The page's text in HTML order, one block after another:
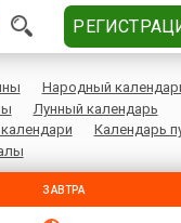
Народный
Лунный календарь
Календарь
ЗАВТРА